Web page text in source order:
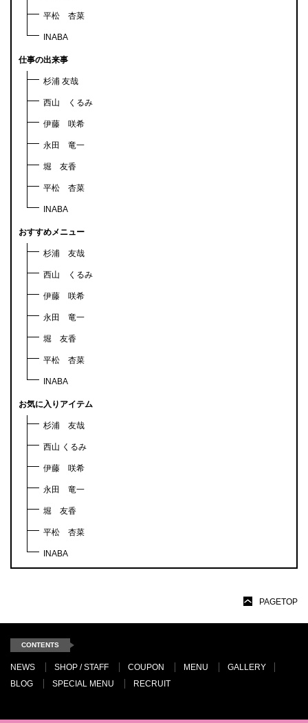
平松 杏菜
INABA
仕事の出来事
杉浦 友哉
西山 くるみ
伊藤 咲希
永田 竜一
堀 友香
平松 杏菜
INABA
おすすめメニュー
杉浦 友哉
西山 くるみ
伊藤 咲希
永田 竜一
堀 友香
平松 杏菜
INABA
お気に入りアイテム
杉浦 友哉
西山 くるみ
伊藤 咲希
永田 竜一
堀 友香
平松 杏菜
INABA
PAGETOP
CONTENTS
NEWS SHOP / STAFF COUPON MENU
GALLERY
BLOG
SPECIAL MENU RECRUIT